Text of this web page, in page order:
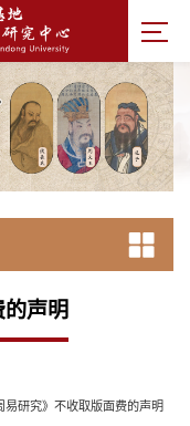
声明
易研究》不收取版面费的声明